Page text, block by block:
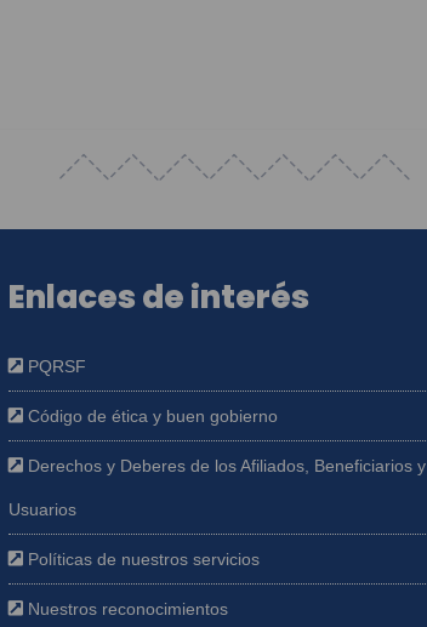
Enlaces de interés
PQRSF
Código de ética y buen gobierno
Derechos y Deberes de los Afiliados, Beneficiarios y
Usuarios
Políticas de nuestros servicios
Nuestros reconocimientos